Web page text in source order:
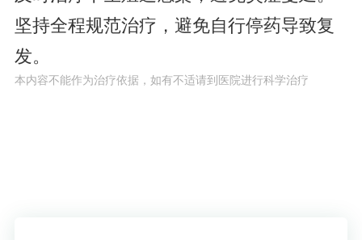
坚持全程规范治疗，避免自行停药导致复
发。
本内容不能作为治疗依据，如有不适请到医院进行科学治疗